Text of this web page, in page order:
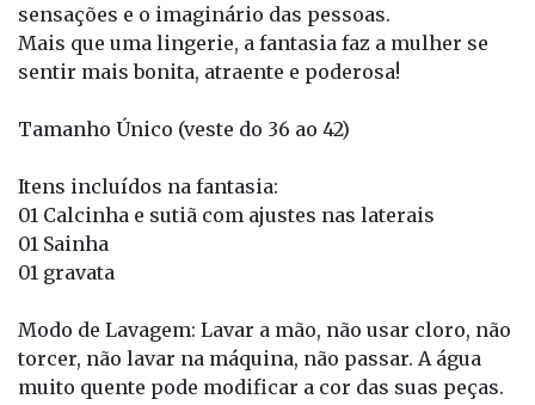
sensações e o imaginário das pessoas.
Mais que uma lingerie, a fantasia faz a mulher se
sentir mais bonita, atraente e poderosa!
Tamanho Único (veste do 36 ao 42)
Itens incluídos na fantasia:
01 Calcinha e sutiã com ajustes nas laterais
01 Sainha
01 gravata
Modo de Lavagem: Lavar a mão, não usar cloro, não
torcer, não lavar na máquina, não passar. A água
muito quente pode modificar a cor das suas peças.